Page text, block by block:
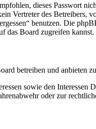
dieses Passwort
Vertreter des
benutzen. Die
das Board zugreifen kannst.
betreiben und anbieten
sowie den
oder zur